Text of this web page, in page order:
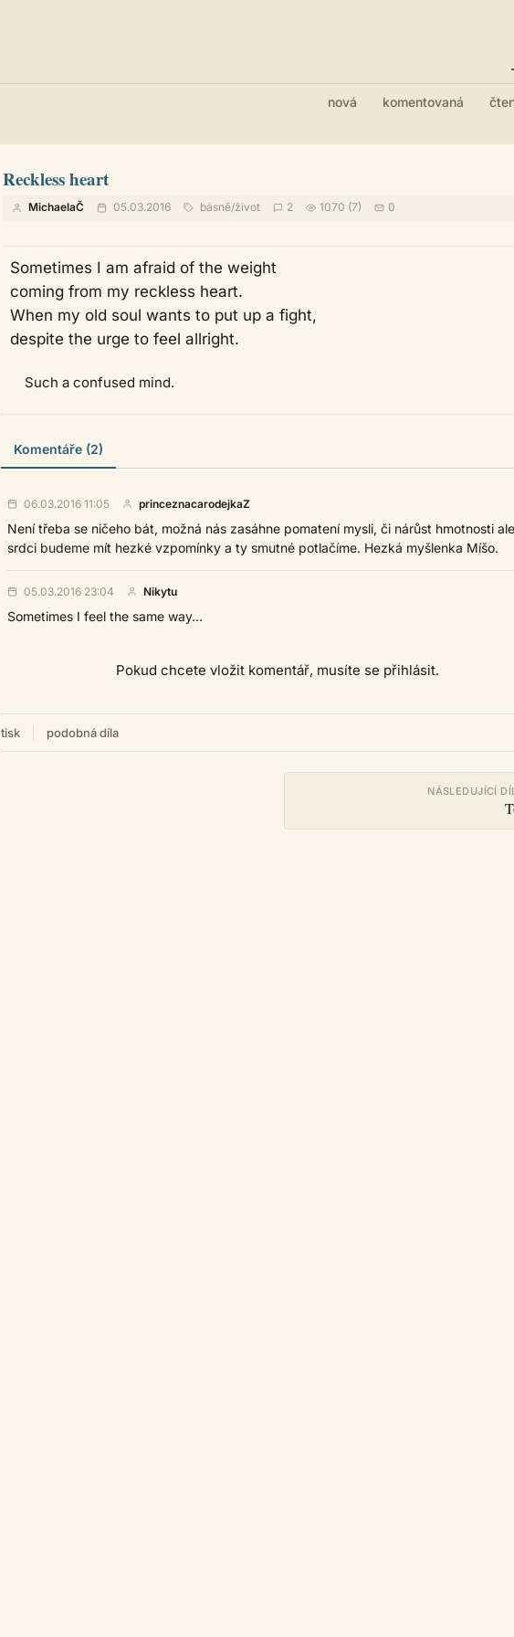
nová komentovaná
Reckless heart
MichaelaČ 05.03.2016 básně/život 2 1070 (7) 0
Sometimes I am afraid of the weight
coming from my reckless heart.
When my old soul wants to put up a fight,
despite the urge to feel allright.
Such a confused mind.
Komentáře (2)
06.03.2016 11:05 princeznacarodejkaZ
Není třeba se ničeho bát, možná nás zasáhne pomatení mysli, či nárůst hmotnosti
srdci budeme mít hezké vzpomínky a ty smutné potlačíme. Hezká myšlenka Míšo.
05.03.2016 23:04 Nikytu
Sometimes I feel the same way...
Pokud chcete vložit komentář, musíte se přihlásit.
tisk podobná díla
NÁSLEDUJÍCÍ